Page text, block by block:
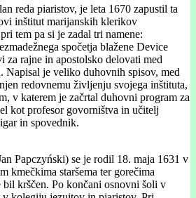
reda piaristov, je leta 1670 zapustil ta
inštitut marijanskih klerikov
tem pa si je zadal tri namene:
spočetja blažene Device
za rajne in apostolsko delovati med
Napisal je veliko duhovnih spisov, med
redovnemu življenju svojega inštituta,
v katerem je začrtal duhovni program za
kot profesor govorništva in učitelj
in spovednik.
Papczyński) se je rodil 18. maja 1631 v
kmečkima staršema ter gorečima
bil krščen. Po končani osnovni šoli v